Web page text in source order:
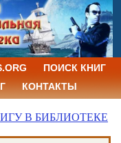
ПОИСК КНИГ
КОНТАКТЫ
В БИБЛИОТЕКЕ